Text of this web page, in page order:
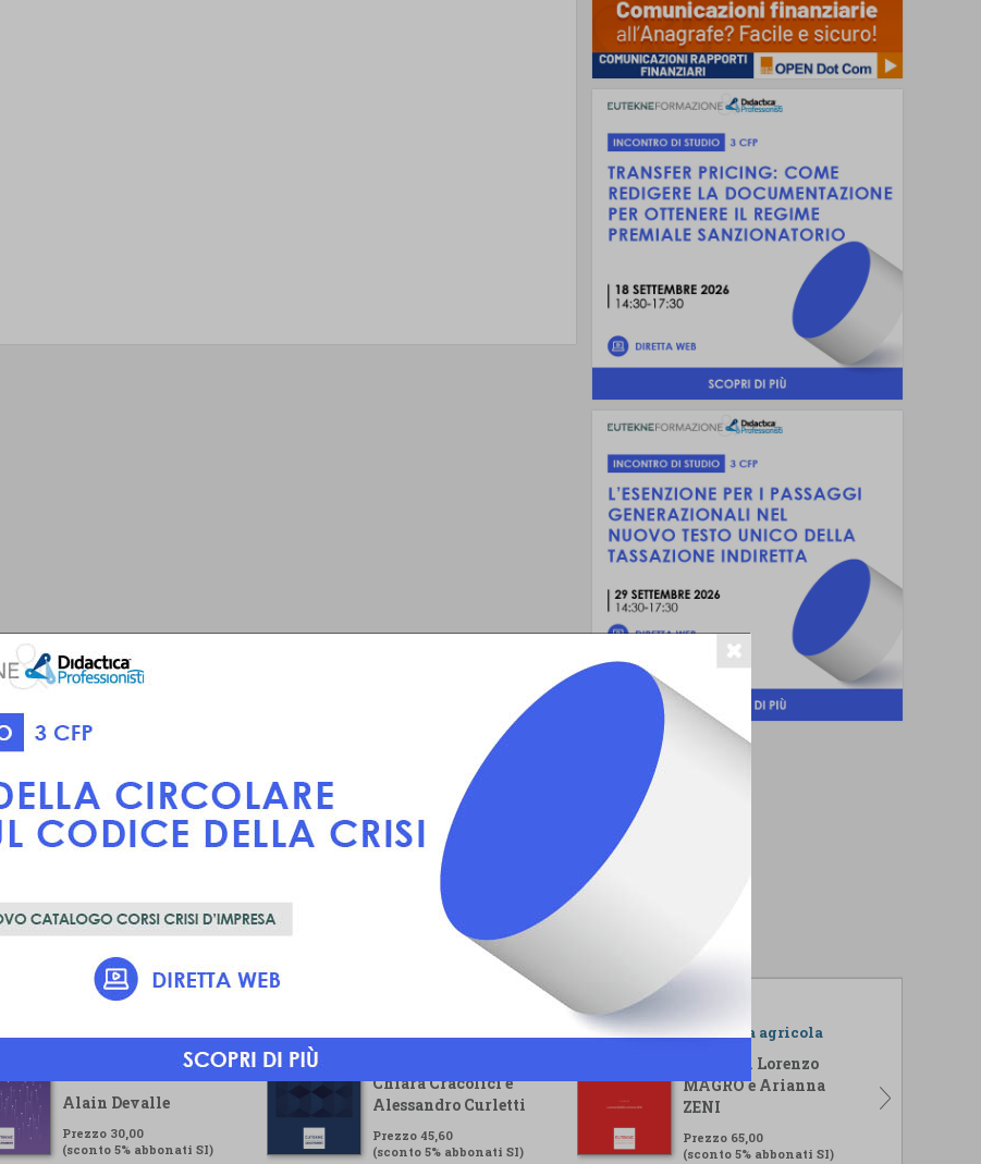
Reporting Standard
Alain Devalle
Prezzo 30,00
(sconto 5% abbonati SI)
Chiara Cracolici e
Alessandro Curletti
Prezzo 45,60
(sconto 5% abbonati SI)
L'impresa agricola
A cura di Lorenzo
MAGRO e Arianna
ZENI
Prezzo 65,00
(sconto 5% abbonati SI)